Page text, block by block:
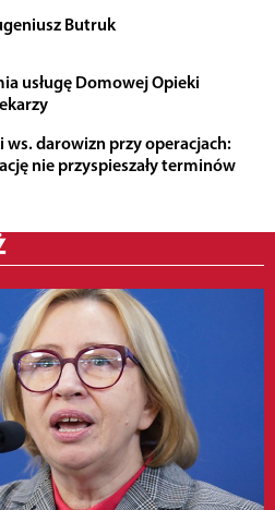
Butruk
usługę Domowej Opieki
ws. darowizn przy operacjach:
nie przyspieszały terminów